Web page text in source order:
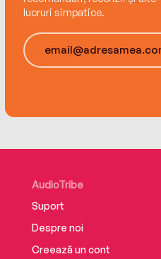
lucruri simpatice.
AudioTribe
Suport
Despre noi
Creează un cont